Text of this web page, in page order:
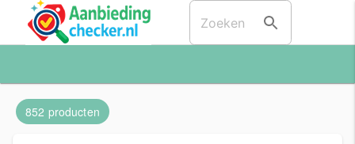
852 producten